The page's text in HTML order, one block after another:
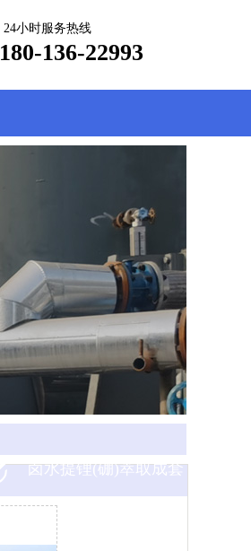
180-136-22993
卤水提锂(硼)萃取成套
24小时服务热线